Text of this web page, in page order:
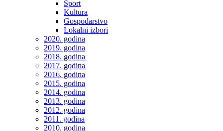
Sport
Kultura
Gospodarstvo
Lokalni izbori
2020. godina
2019. godina
2018. godina
2017. godina
2016. godina
2015. godina
2014. godina
2013. godina
2012. godina
2011. godina
2010. godina